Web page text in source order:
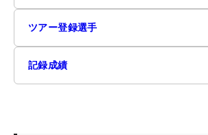
ツアー登録選手
記録成績